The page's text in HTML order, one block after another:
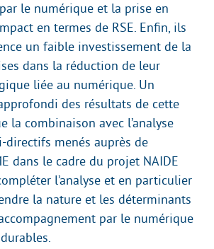
le numérique et la prise en
en termes de RSE. Enfin, ils
un faible investissement de la
dans la réduction de leur
liée au numérique. Un
des résultats de cette
la combinaison avec l’analyse
directifs menés auprès de
dans le cadre du projet NAIDE
l’analyse et en particulier
la nature et les déterminants
par le numérique